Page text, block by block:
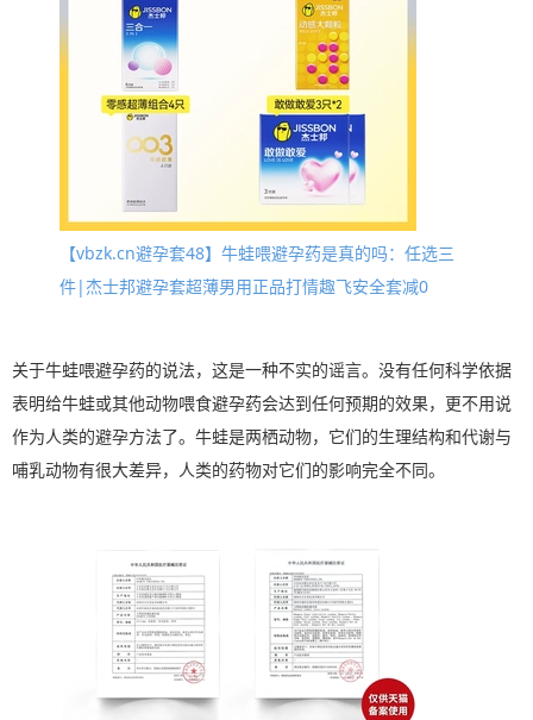
【vbzk.cn避孕套48】牛蛙喂避孕药是真的吗：任选三
件|杰士邦避孕套超薄男用正品打情趣飞安全套减0
关于牛蛙喂避孕药的说法，这是一种不实的谣言。没有任何科学依据
表明给牛蛙或其他动物喂食避孕药会达到任何预期的效果，更不用说
作为人类的避孕方法了。牛蛙是两栖动物，它们的生理结构和代谢与
哺乳动物有很大差异，人类的药物对它们的影响完全不同。